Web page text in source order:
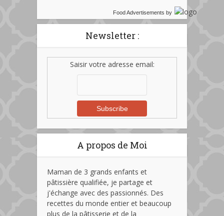
Food Advertisements by
Newsletter :
Saisir votre adresse email:
A propos de Moi
Maman de 3 grands enfants et
pâtissière qualifiée, je partage et
j'échange avec des passionnés. Des
recettes du monde entier et beaucoup
plus de la pâtisserie et de la